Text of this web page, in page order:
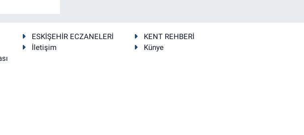
ESKİŞEHİR ECZANELERİ
KENT REHBERİ
İletişim
Künye